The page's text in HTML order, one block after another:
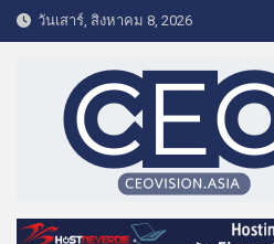
k
วันเสาร์, สิงหาคม 8, 2026
CEO VISION.ASIA
Business & Lifestyle